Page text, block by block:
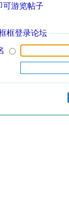
可游览帖子
框登录论坛